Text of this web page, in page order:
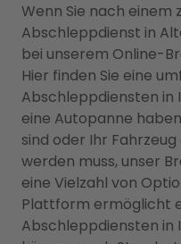
Wenn Sie nach einem
Abschleppdienst in
bei unserem Online-
Hier finden Sie eine
Abschleppdiensten in
eine Autopanne
sind oder Ihr
werden muss, unser
eine Vielzahl von
Plattform ermöglicht
Abschleppdiensten in